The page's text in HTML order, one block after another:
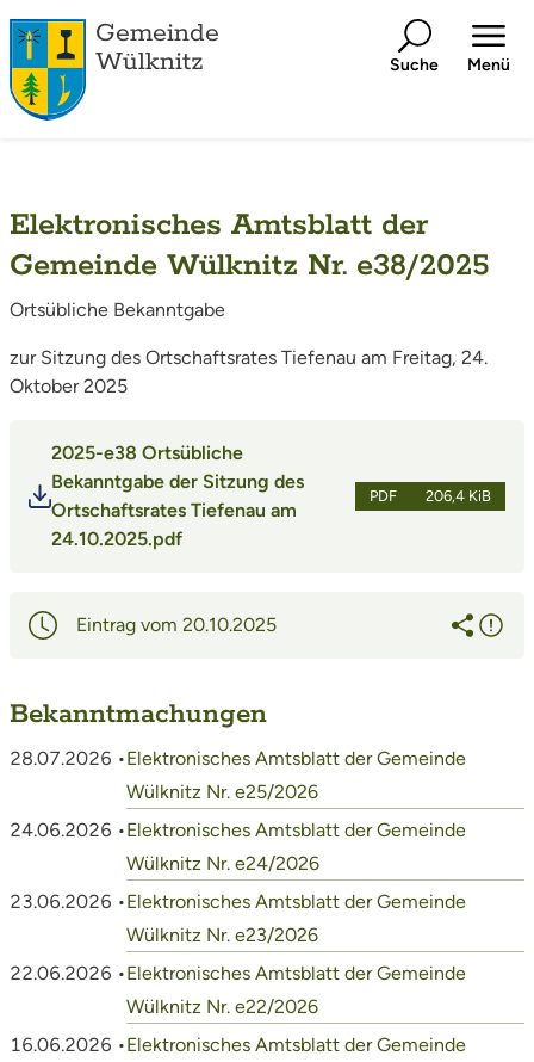
Gemeinde
Wülknitz
Suche Menü
Elektronisches Amtsblatt der
Gemeinde Wülknitz Nr. e38/2025
Ortsübliche Bekanntgabe
zur Sitzung des Ortschaftsrates Tiefenau am Freitag, 24.
Oktober 2025
2025-e38 Ortsübliche
Bekanntgabe der Sitzung des
Ortschaftsrates Tiefenau am
24.10.2025.pdf
PDF 206,4 KiB
Eintrag vom 20.10.2025
Bekanntmachungen
28.07.2026 •Elektronisches Amtsblatt der Gemeinde
Wülknitz Nr. e25/2026
24.06.2026 •Elektronisches Amtsblatt der Gemeinde
Wülknitz Nr. e24/2026
23.06.2026 •Elektronisches Amtsblatt der Gemeinde
Wülknitz Nr. e23/2026
22.06.2026 •Elektronisches Amtsblatt der Gemeinde
Wülknitz Nr. e22/2026
16.06.2026 •Elektronisches Amtsblatt der Gemeinde